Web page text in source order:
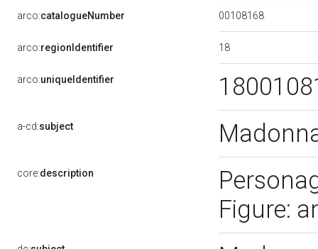
arco:catalogueNumber 00108168
arco:regionIdentifier 18
arco:uniqueIdentifier
a-cd:subject
core:description
Figure: